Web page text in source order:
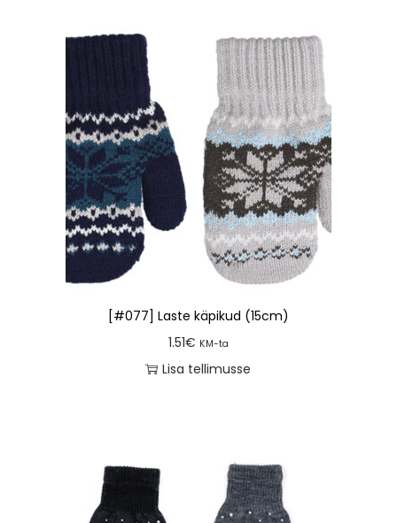
[#077] Laste käpikud (15cm)
1.51€ KM-ta
Lisa tellimusse